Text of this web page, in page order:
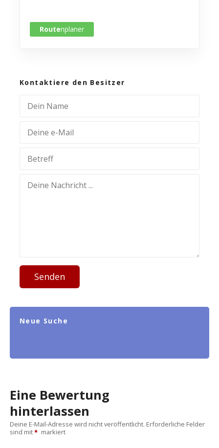
Routenplaner
Kontaktiere den Besitzer
Senden
Neue Suche
Eine Bewertung
hinterlassen
Deine E-Mail-Adresse wird nicht veröffentlicht. Erforderliche Felder
sind mit
markiert